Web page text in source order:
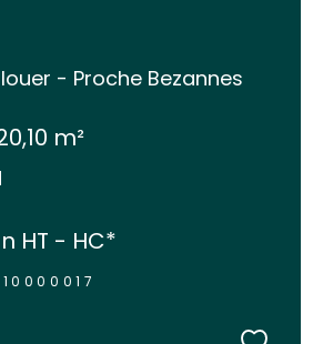
- Proche Bezannes
m²
HT - HC*